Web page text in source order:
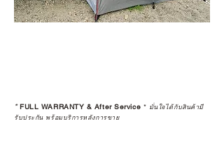
*FULL WARRANTY & After Service * มั่นใจได้กับสินค้ามี
รับประกัน พร้อมบริการหลังการขาย